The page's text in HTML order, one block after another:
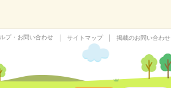
プ・お問い合わせ サイトマップ 掲載のお問い合わせ